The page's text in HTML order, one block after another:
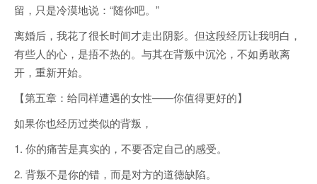
留，只是冷漠地说：“随你吧。”
离婚后，我花了很长时间才走出阴影。但这段经历让我明白，
有些人的心，是捂不热的。与其在背叛中沉沦，不如勇敢离
开，重新开始。
【第五章：给同样遭遇的女性——你值得更好的】
如果你也经历过类似的背叛，
1. 你的痛苦是真实的，不要否定自己的感受。
2. 背叛不是你的错，而是对方的道德缺陷。